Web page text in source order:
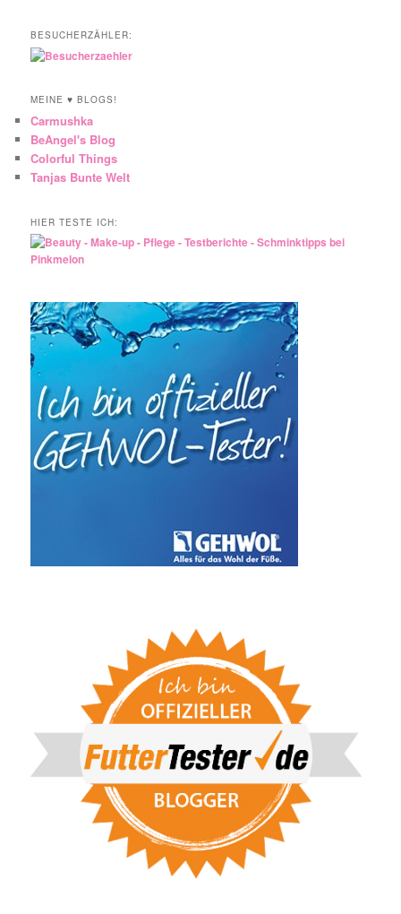
BESUCHERZÄHLER:
MEINE ♥ BLOGS!
Carmushka
BeAngel's Blog
Colorful Things
Tanjas Bunte Welt
HIER TESTE ICH: